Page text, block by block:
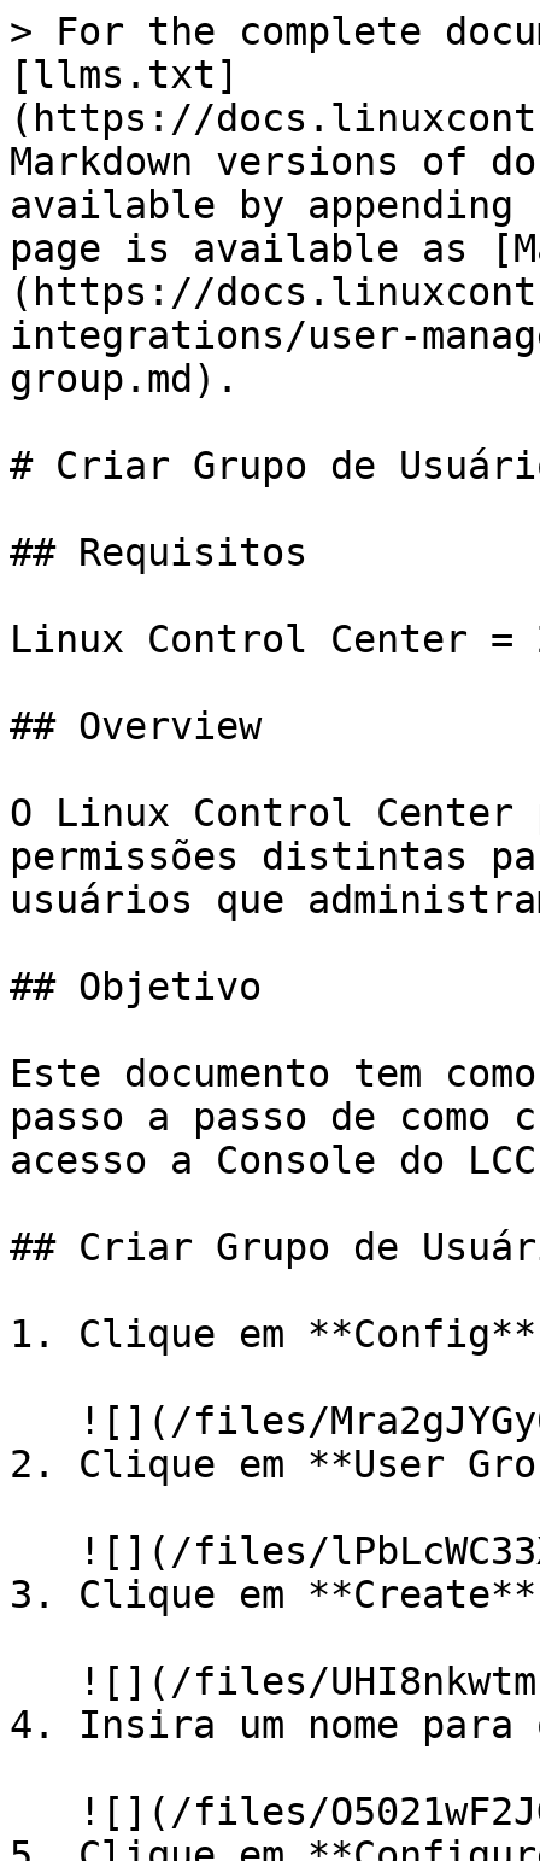
> For the complete
[llms.txt]
(https://
Markdown versions of
available by
page is available as
(https://
integrations/user-
group.md).
# Criar Grupo de
## Requisitos
Linux Control Center =
## Overview
O Linux Control
permissões distintas
usuários que
## Objetivo
Este documento tem
passo a passo de
acesso a Console do LCC
## Criar Grupo de
1. Clique em
2. Clique em **User
3. Clique em
4. Insira um nome para